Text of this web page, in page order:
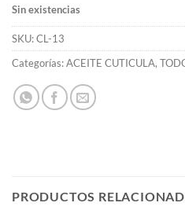
Sin existencias
SKU:CL-13
Categorías:ACEITE CUTICULA,
PRODUCTOS